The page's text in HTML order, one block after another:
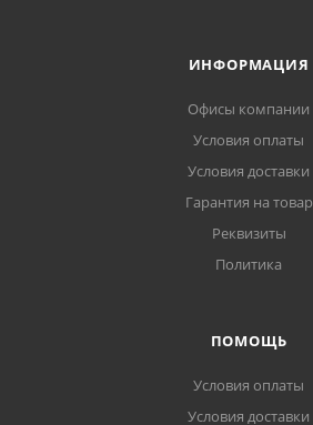
ИНФОРМАЦИЯ
Офисы компании
Условия оплаты
Условия доставки
Гарантия на товар
Реквизиты
Политика
ПОМОЩЬ
Условия оплаты
Условия доставки